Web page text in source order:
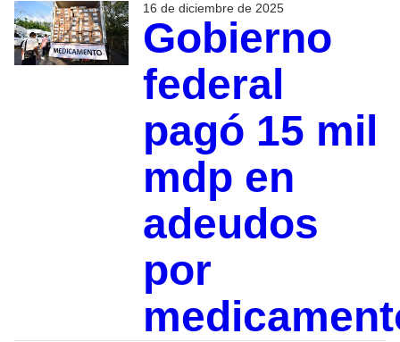
16 de diciembre de 2025
Gobierno
federal
pagó 15 mil
mdp en
adeudos
por